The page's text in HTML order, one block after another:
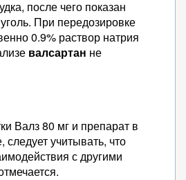
после чего показан
При передозировке
0.9% раствор натрия
валсартан не
Валз 80 мг и препарат в
следует учитывать, что
с другими